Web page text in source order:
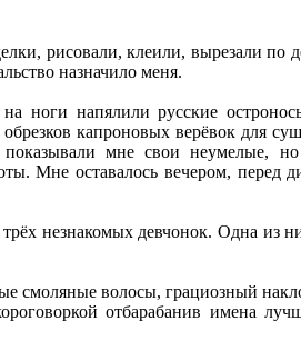
рисовали, клеили, вырезали по
назначило меня.
ноги напялили русские
капроновых верёвок для
мне свои неумелые, но
Мне оставалось вечером, перед
незнакомых девчонок. Одна из
смоляные волосы, грациозный
отбарабанив имена